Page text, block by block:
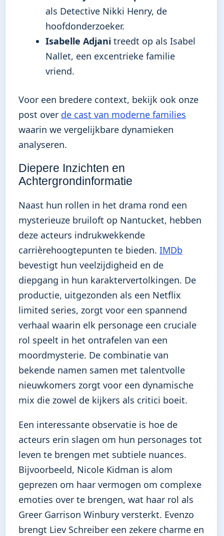
als Detective Nikki Henry, de
hoofdonderzoeker.
Isabelle Adjani treedt op als Isabel
Nallet, een excentrieke familie
vriend.
Voor een bredere context, bekijk ook onze
post over de cast van moderne families
waarin we vergelijkbare dynamieken
analyseren.
Diepere Inzichten en
Achtergrondinformatie
Naast hun rollen in het drama rond een
mysterieuze bruiloft op Nantucket, hebben
deze acteurs indrukwekkende
carrièrehoogtepunten te bieden. IMDb
bevestigt hun veelzijdigheid en de
diepgang in hun karaktervertolkingen. De
productie, uitgezonden als een Netflix
limited series, zorgt voor een spannend
verhaal waarin elk personage een cruciale
rol speelt in het ontrafelen van een
moordmysterie. De combinatie van
bekende namen samen met talentvolle
nieuwkomers zorgt voor een dynamische
mix die zowel de kijkers als critici boeit.
Een interessante observatie is hoe de
acteurs erin slagen om hun personages tot
leven te brengen met subtiele nuances.
Bijvoorbeeld, Nicole Kidman is alom
geprezen om haar vermogen om complexe
emoties over te brengen, wat haar rol als
Greer Garrison Winbury versterkt. Evenzo
brengt Liev Schreiber een zekere charme en